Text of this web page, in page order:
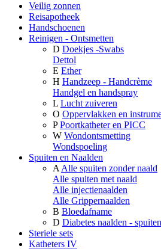
Veilig zonnen
Reisapotheek
Handschoenen
Reinigen - Ontsmetten
D Doekjes -Swabs
Dettol
E Ether
H Handzeep - Handcrème
Handgel en handspray
L Lucht zuiveren
O Oppervlakken en
P Poortkatheter en PICC
W Wondontsmetting
Wondspoeling
Spuiten en Naalden
A Alle spuiten zonder naald
Alle spuiten met naald
Alle injectienaalden
Alle Grippernaalden
B Bloedafname
D Diabetes naalden -
Steriele sets
Katheters IV